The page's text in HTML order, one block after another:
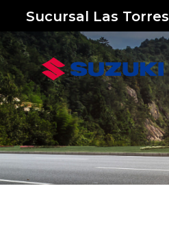
Sucursal Las Torres